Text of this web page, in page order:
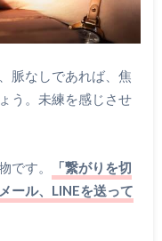
脈なしであれば、焦
う。未練を感じさせ
です。
「繋がりを切
ール、LINEを送って